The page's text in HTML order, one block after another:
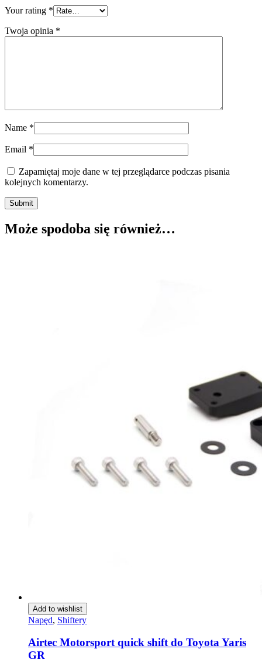
Your rating *
Twoja opinia *
Name *
Email *
Zapamiętaj moje dane w tej przeglądarce podczas pisania
kolejnych komentarzy.
Submit
Może spodoba się również…
Add to wishlist
Napęd, Shiftery
Airtec Motorsport quick shift do Toyota Yaris
GR